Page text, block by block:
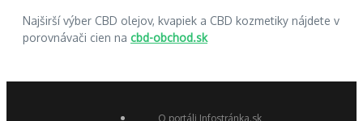
Najširší výber CBD olejov, kvapiek a CBD kozmetiky nájdete v
porovnávači cien na cbd-obchod.sk
O portáli Infostránka.sk